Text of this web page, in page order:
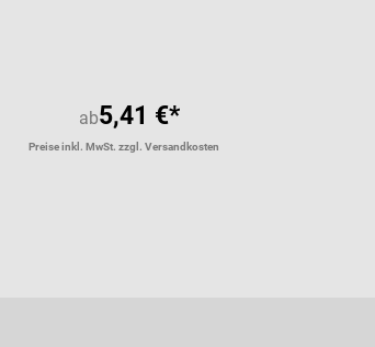
ab5,41 €*
Preise inkl. MwSt. zzgl. Versandkosten